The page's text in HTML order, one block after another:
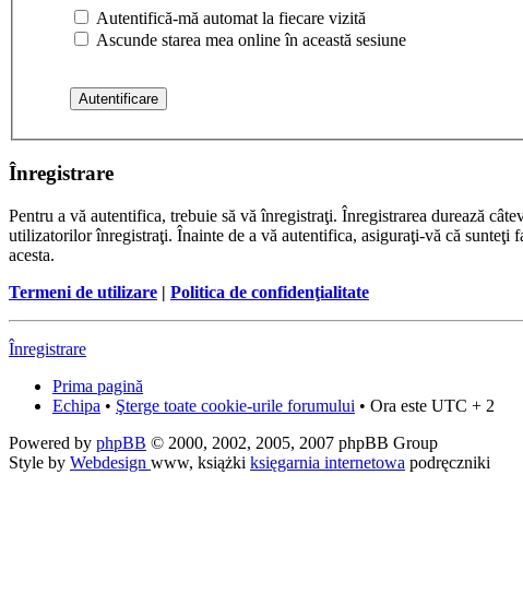
Autentifică-mă automat la fiecare vizită
Ascunde starea mea online în această sesiune
Înregistrare
Pentru a vă autentifica, trebuie să vă înregistraţi. Înregistrarea durează
utilizatorilor înregistraţi. Înainte de a vă autentifica, asiguraţi-vă că
acesta.
Termeni de utilizare | Politica de confidenţialitate
Înregistrare
Prima pagină
Echipa • Şterge toate cookie-urile forumului • Ora este UTC + 2
Powered by phpBB © 2000, 2002, 2005, 2007 phpBB Group
Style by Webdesign www, książki księgarnia internetowa podręczniki